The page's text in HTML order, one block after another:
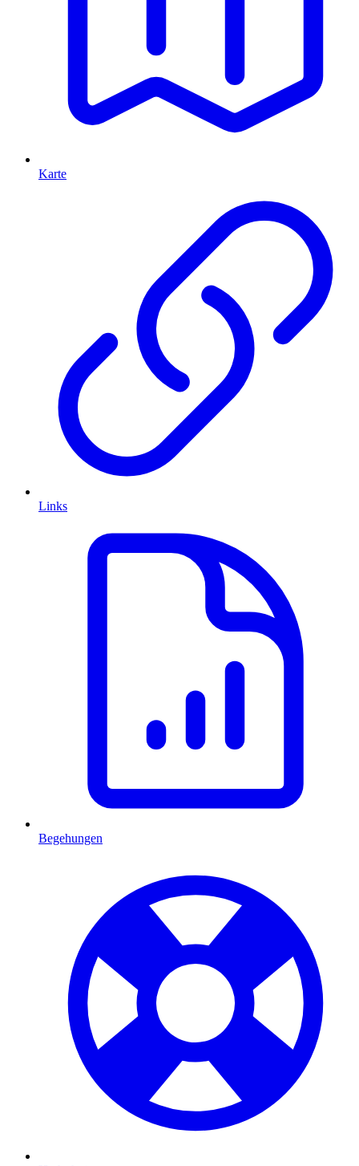
Karte
Links
Begehungen